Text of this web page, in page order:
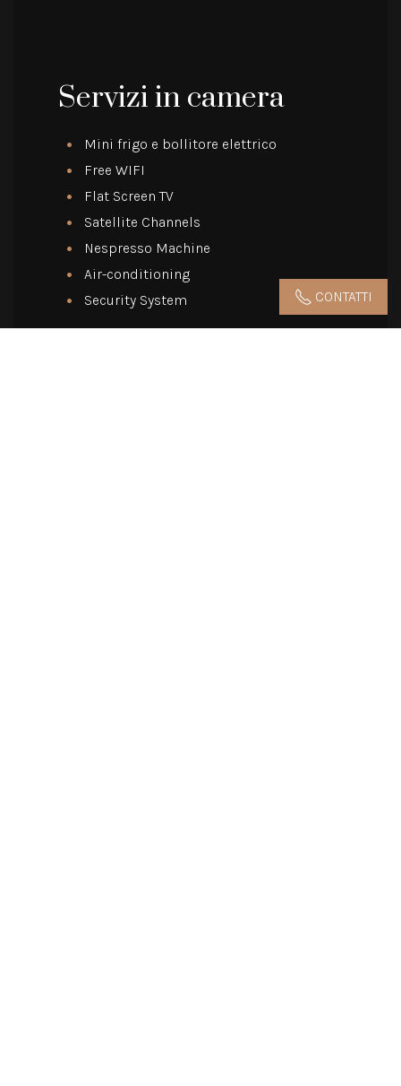
Servizi in camera
Mini frigo e bollitore elettrico
Free WIFI
Flat Screen TV
Satellite Channels
Nespresso Machine
Air-conditioning
Security System
CONTATTI